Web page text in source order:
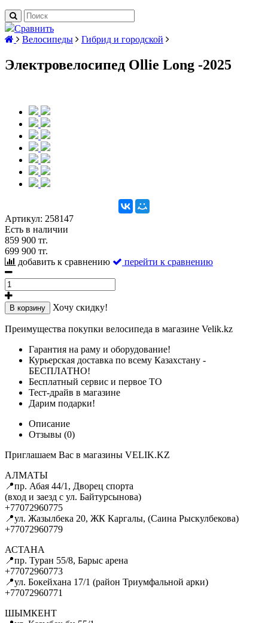
Сравнить
Велосипеды
Гибрид и городской
Электровелосипед Ollie Long -2025
Артикул: 258147
Есть в наличии
859 900 тг.
699 900 тг.
добавить к сравнению
перейти к сравнению
В корзину Хочу скидку!
Преимущества покупки велосипеда в магазине Velik.kz
Гарантия на раму и оборудование!
Курьерская доставка по всему Казахстану -
БЕСПЛАТНО!
Бесплатный сервис и первое ТО
Тест-драйв в магазине
Дарим подарки!
Описание
Отзывы (0)
Приглашаем Вас в магазины VELIK.KZ
АЛМАТЫ
📍пр. Абая 44/1, Дворец спорта
(вход и заезд с ул. Байтурсынова)
+77072960775
📍ул. Жазылбека 20, ЖК Каргалы, (Саина Рыскулбекова)
+77072960779
АСТАНА
📍пр. Туран 55/8, Барыс арена
+77072960773
📍ул. Бокейхана 17/1 (район Триумфальной арки)
+77072960771
ШЫМКЕНТ